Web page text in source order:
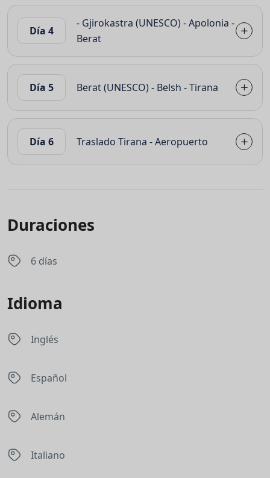
Día 4
- Gjirokastra (UNESCO) - Apolonia -
Berat
Día 5 Berat (UNESCO) - Belsh - Tirana
Día 6 Traslado Tirana - Aeropuerto
Duraciones
6 días
Idioma
Inglés
Español
Alemán
Italiano